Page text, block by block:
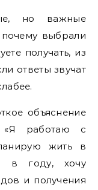
но важные
выбрали
получать, из
ответы звучат
объяснение
«Я работаю с
жить в
в году, хочу
и получения